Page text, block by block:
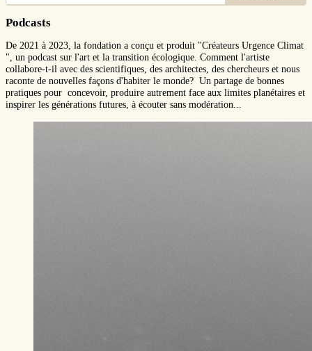
Podcasts
De 2021 à 2023, la fondation a conçu et produit "Créateurs Urgence Climat
", un podcast sur l'art et la transition écologique. Comment l'artiste
collabore-t-il avec des scientifiques, des architectes, des chercheurs et nous
raconte de nouvelles façons d'habiter le monde? Un partage de bonnes
pratiques pour concevoir, produire autrement face aux limites planétaires et
inspirer les générations futures, à écouter sans modération...